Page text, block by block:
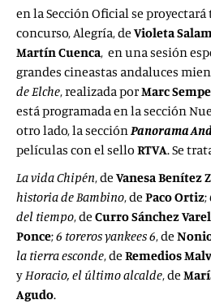
en la Sección Oficial se
concurso, Alegría, deVioleta
Martín Cuenca, en una sesión
grandes cineastas andaluces
de Elche, realizada porMarc
está programada en la sección
otro lado, la secciónPanorama
películas con el sello RTVA. Se
La vida Chipén, deVanesa Benítez
historia de Bambino, de Paco Ortiz;
del tiempo, de Curro Sánchez
Ponce;6 toreros yankees 6, de
la tierra esconde, de Remedios
yHoracio, el último alcalde, de
Agudo.